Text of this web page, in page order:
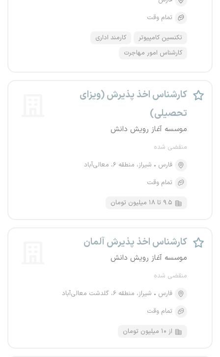
تمام وقت
تکنسین کامپیوتر
کارمند اداری
کارشناس امور مهاجرت
کارشناس اخذ پذیرش (ویزای
تحصیلی)
موسسه آغاز رویش دانش
منقضی شده
فارس
شیراز، منطقه ۶، معالی‌آباد
تمام وقت
۹.۵ تا ۱۸ میلیون تومان
کارشناس اخذ پذیرش آلمان
موسسه آغاز رویش دانش
منقضی شده
فارس
شیراز، منطقه ۶، گلدشت معالی‌آباد
تمام وقت
از ۱۰ میلیون تومان